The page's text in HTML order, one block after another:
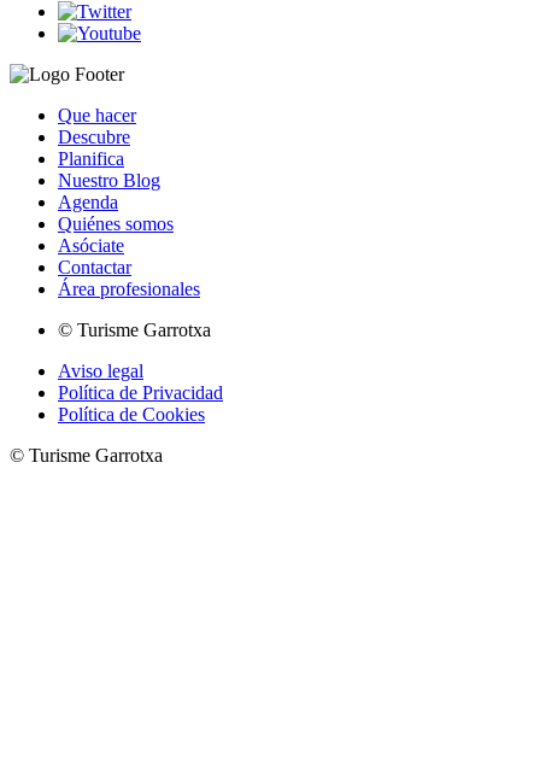
Que hacer
Descubre
Planifica
Nuestro Blog
Agenda
Quiénes somos
Asóciate
Contactar
Área profesionales
© Turisme Garrotxa
Aviso legal
Política de Privacidad
Política de Cookies
© Turisme Garrotxa